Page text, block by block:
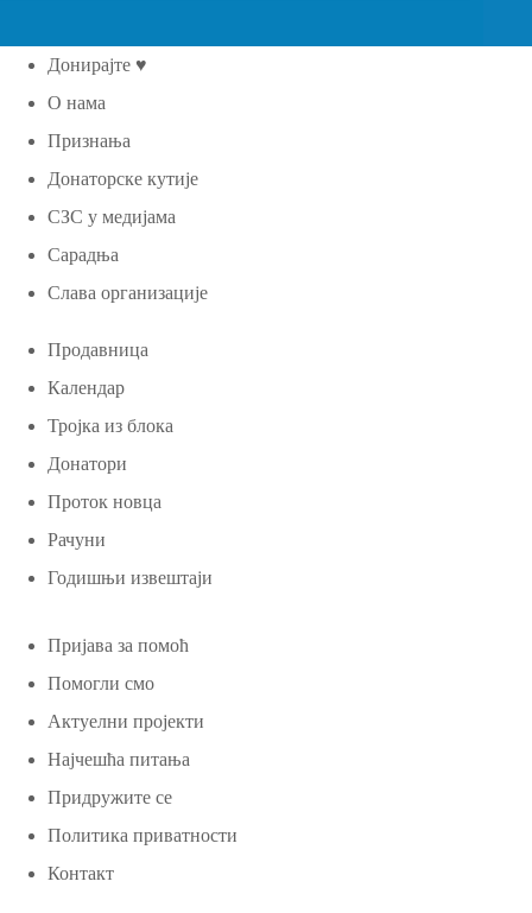
Донирајте ♥
О нама
Признања
Донаторске кутије
СЗС у медијама
Сарадња
Слава организације
Продавница
Календар
Тројка из блока
Донатори
Проток новца
Рачуни
Годишњи извештаји
Пријава за помоћ
Помогли смо
Актуелни пројекти
Најчешћа питања
Придружите се
Политика приватности
Контакт